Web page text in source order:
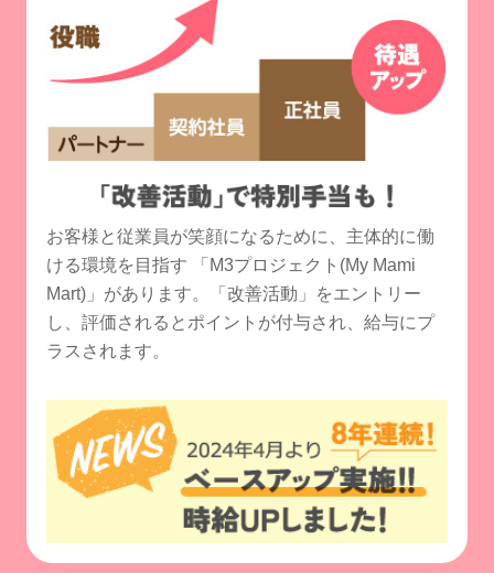
お客様と従業員が笑顔になるために、主体的に働
ける環境を目指す 「M3プロジェクト(My Mami
Mart)」があります。
「改善活動」をエントリー
し、評価されるとポイントが付与され、給与にプ
ラスされます。